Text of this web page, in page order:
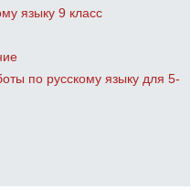
языку 9 класс
по русскому языку для 5-